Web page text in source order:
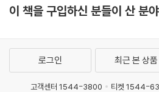
이 책을 구입하신 분들이 산 분
로그인 최근 본 상품
고객센터 1544-3800 티켓 1544-